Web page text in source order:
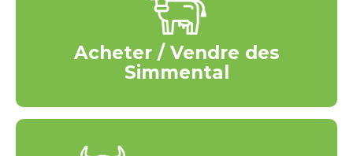
Acheter / Vendre des
Simmental